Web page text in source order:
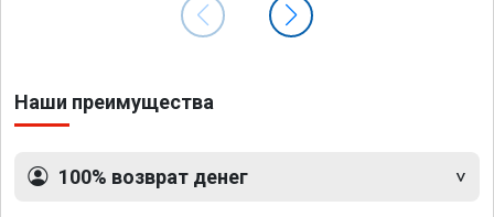
Наши преимущества
100% возврат денег